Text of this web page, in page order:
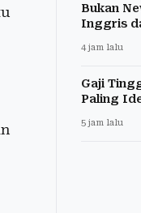
Bukan
Inggris
4 jam lalu
Gaji
Paling
5 jam lalu